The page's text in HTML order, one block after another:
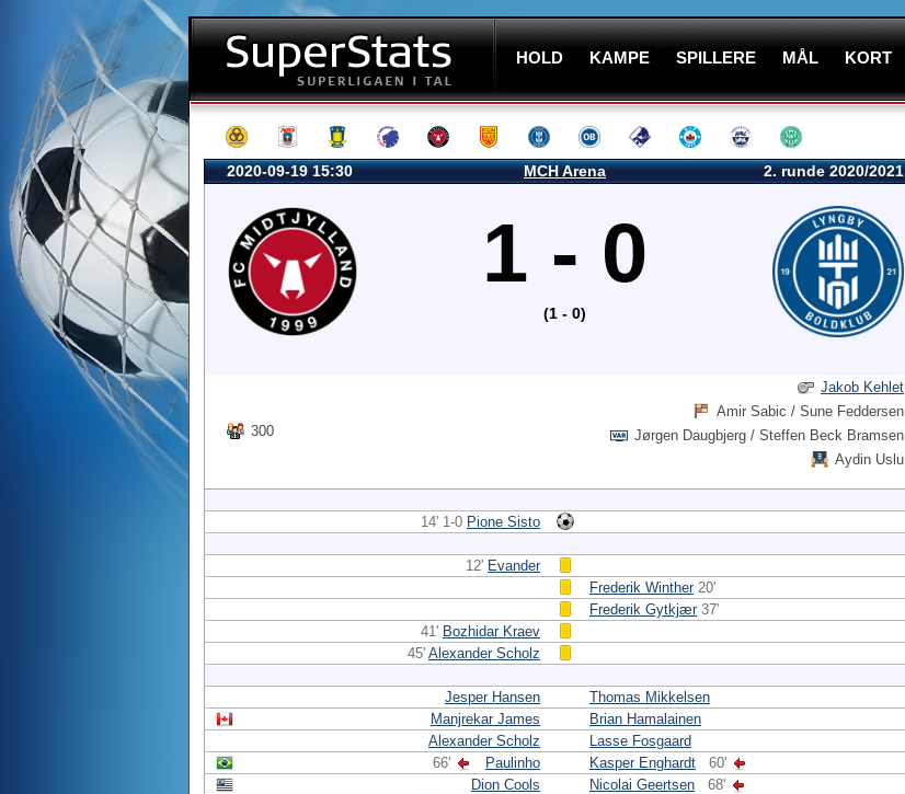
HOLD KAMPE SPILLERE MÅL KORT
2020-09-19 15:30 MCH Arena 2. runde 2020/2021
1 - 0
(1 - 0)
300
Jakob Kehlet
Amir Sabic / Sune Feddersen
Jørgen Daugbjerg / Steffen Beck Bramsen
Aydin Uslu
14' 1-0 Pione Sisto
12' Evander
Frederik Winther 20'
Frederik Gytkjær 37'
41' Bozhidar Kraev
45' Alexander Scholz
Jesper Hansen
Thomas Mikkelsen
Manjrekar James
Brian Hamalainen
Alexander Scholz
Lasse Fosgaard
66'
Paulinho Kasper Enghardt
60'
Dion Cools
Nicolai Geertsen
68'